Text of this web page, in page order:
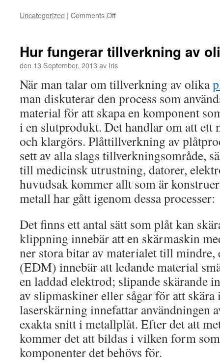
Uncategorized | Comments Off
Hur fungerar tillverkning av
den 13 September, 2013 av Iris
När man talar om tillverkning av olika
man diskuterar den process som
material för att skapa en komponent
i en slutprodukt. Det handlar om att ett
och klargörs. Plåttillverkning av
sett av alla slags tillverkningsområde,
till medicinsk utrustning, datorer,
huvudsak kommer allt som är
metall har gått igenom dessa processer:
Det finns ett antal sätt som plåt kan
klippning innebär att en skärmaskin
ner stora bitar av materialet till
(EDM) innebär att ledande material
en laddad elektrod; slipande skärande
av slipmaskiner eller sågar för att
laserskärning innefattar användningen
exakta snitt i metallplåt. Efter det att
kommer det att bildas i vilken form
komponenter det behövs för.